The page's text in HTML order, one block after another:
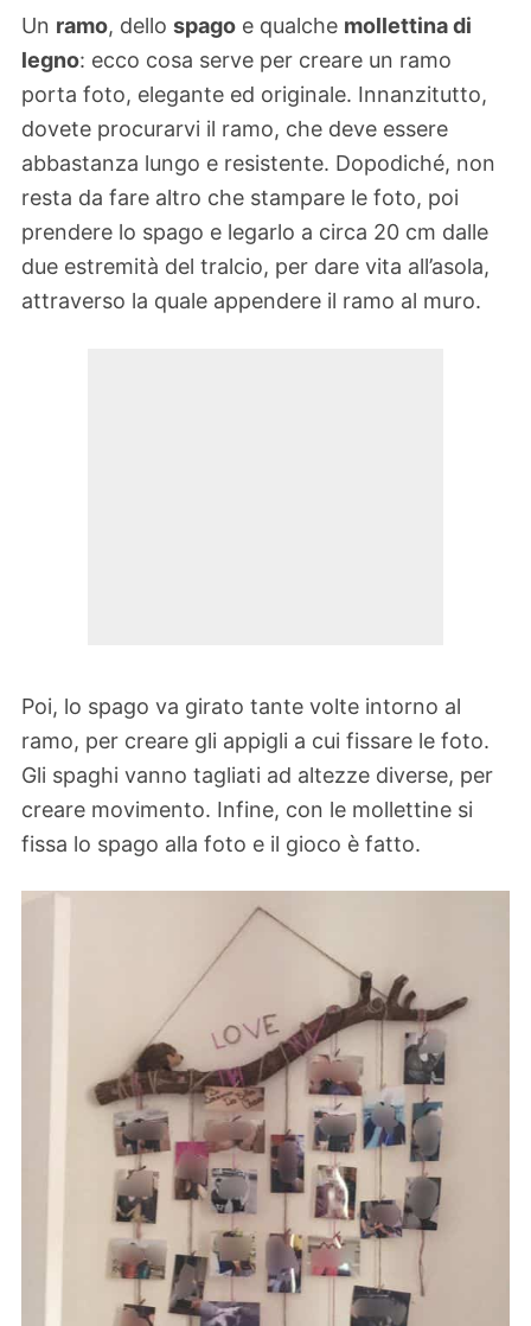
Un ramo, dello spago e qualche mollettina di
legno: ecco cosa serve per creare un ramo
porta foto, elegante ed originale. Innanzitutto,
dovete procurarvi il ramo, che deve essere
abbastanza lungo e resistente. Dopodiché, non
resta da fare altro che stampare le foto, poi
prendere lo spago e legarlo a circa 20 cm dalle
due estremità del tralcio, per dare vita all’asola,
attraverso la quale appendere il ramo al muro.
Poi, lo spago va girato tante volte intorno al
ramo, per creare gli appigli a cui fissare le foto.
Gli spaghi vanno tagliati ad altezze diverse, per
creare movimento. Infine, con le mollettine si
fissa lo spago alla foto e il gioco è fatto.